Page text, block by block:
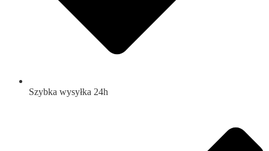
Szybka wysyłka 24h